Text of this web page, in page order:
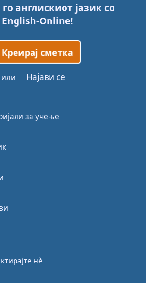
англискиот јазик со
English-Online!
Креирај сметка
или Најави се
за учење
нѐ